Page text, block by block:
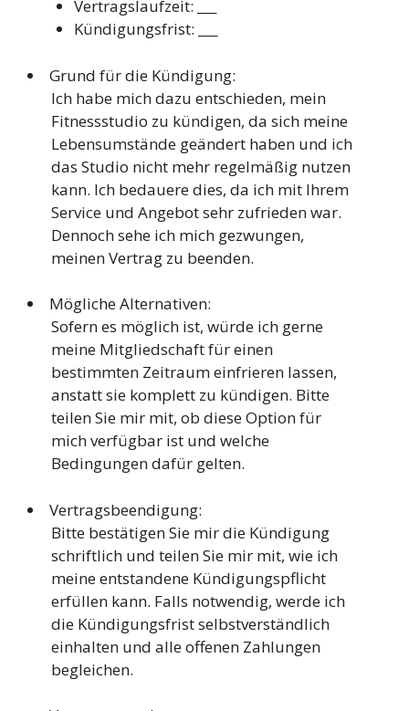
Vertragslaufzeit: ___
Kündigungsfrist: ___
Grund für die Kündigung:
Ich habe mich dazu entschieden, mein
Fitnessstudio zu kündigen, da sich meine
Lebensumstände geändert haben und ich
das Studio nicht mehr regelmäßig nutzen
kann. Ich bedauere dies, da ich mit Ihrem
Service und Angebot sehr zufrieden war.
Dennoch sehe ich mich gezwungen,
meinen Vertrag zu beenden.
Mögliche Alternativen:
Sofern es möglich ist, würde ich gerne
meine Mitgliedschaft für einen
bestimmten Zeitraum einfrieren lassen,
anstatt sie komplett zu kündigen. Bitte
teilen Sie mir mit, ob diese Option für
mich verfügbar ist und welche
Bedingungen dafür gelten.
Vertragsbeendigung:
Bitte bestätigen Sie mir die Kündigung
schriftlich und teilen Sie mir mit, wie ich
meine entstandene Kündigungspflicht
erfüllen kann. Falls notwendig, werde ich
die Kündigungsfrist selbstverständlich
einhalten und alle offenen Zahlungen
begleichen.